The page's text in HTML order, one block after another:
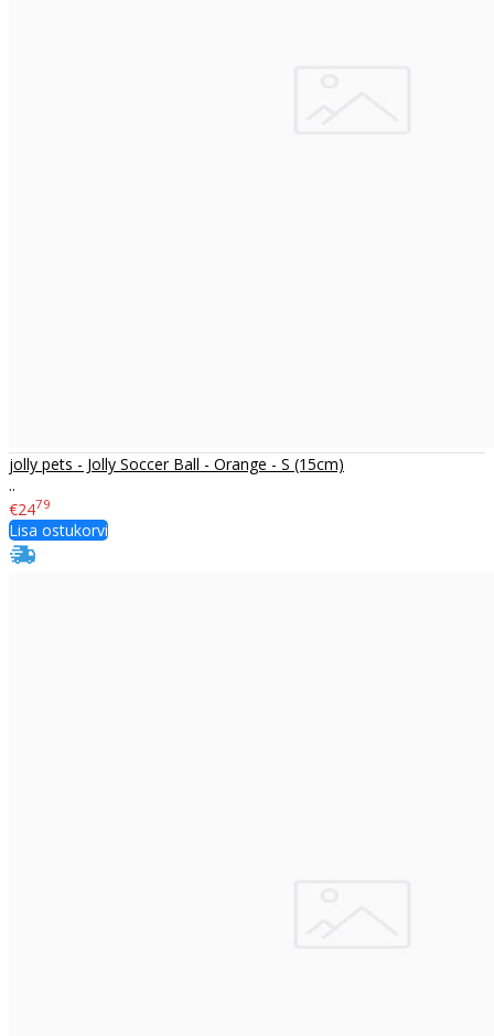
jolly pets - Jolly Soccer Ball - Orange - S (15cm)
..
€2479
Lisa ostukorvi